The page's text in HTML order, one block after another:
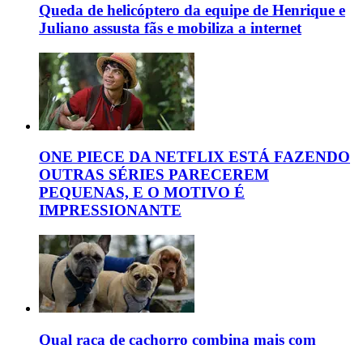
Queda de helicóptero da equipe de Henrique e
Juliano assusta fãs e mobiliza a internet
ONE PIECE DA NETFLIX ESTÁ FAZENDO
OUTRAS SÉRIES PARECEREM
PEQUENAS, E O MOTIVO É
IMPRESSIONANTE
Qual raça de cachorro combina mais com